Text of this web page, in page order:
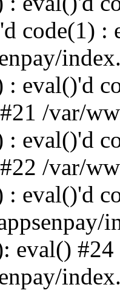
code(1) :
: eval()'d
/var/
: eval()'d
/var/
: eval()'d
eval() #24